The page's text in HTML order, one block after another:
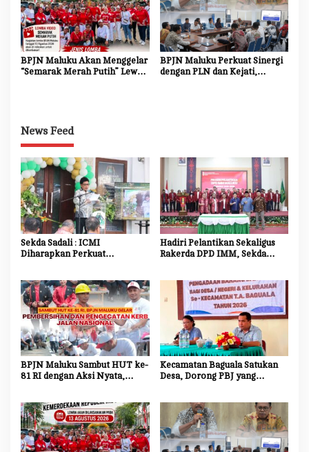
BPJN Maluku Akan Menggelar
“Semarak Merah Putih” Lewat
BPJN Maluku Perkuat Sinergi
dengan PLN dan Kejati,
News Feed
Sekda Sadali : ICMI
Diharapkan Perkuat
Hadiri Pelantikan Sekaligus
Rakerda DPD IMM, Sekda
Mitra Strategis Pemerintah
BPJN Maluku Sambut HUT ke-
81 RI dengan Aksi Nyata,
Kecamatan Baguala Satukan
Desa, Dorong PBJ yang